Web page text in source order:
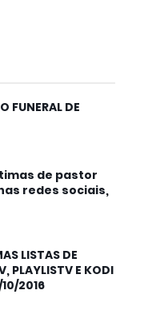
FUNERAL DE
de pastor
redes sociais,
LISTAS DE
PLAYLISTV E KODI
2016